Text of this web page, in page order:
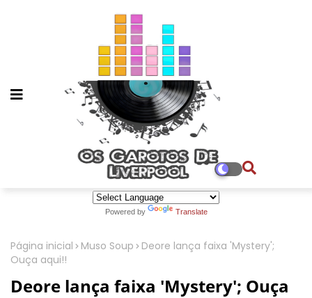
Powered by Translate
Página inicial Muso Soup
Deore lança faixa 'Mystery';
Ouça aqui!!
Deore lança faixa 'Mystery'; Ouça